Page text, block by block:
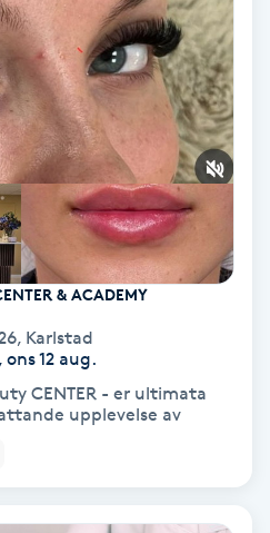
& ACADEMY
, Karlstad
ons 12 aug.
CENTER - er ultimata
upplevelse av